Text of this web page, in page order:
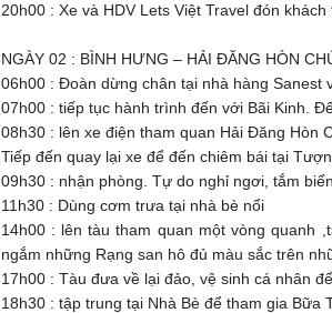
20h00 : Xe và HDV Lets Việt Travel đón
NGÀY 02 : BÌNH HƯNG – HẢI ĐĂNG HÒN
06h00 : Đoàn dừng chân tại nhà hàng Sanest
07h00 : tiếp tục hành trình đến với Bãi Kinh.
08h30 : lên xe điện tham quan Hải Đăng Hòn
Tiếp đến quay lại xe để đến chiêm bái tại
09h30 : nhận phòng. Tự do nghỉ ngơi, tắm
11h30 : Dùng cơm trưa tại nhà bè nổi
14h00 : lên tàu tham quan một vòng quanh
ngắm những Rạng san hô đủ màu sắc trên
17h00 : Tàu đưa về lại đảo, vệ sinh cá nhân
18h30 : tập trung tại Nhà Bè để tham gia Bữa